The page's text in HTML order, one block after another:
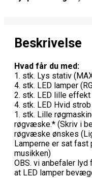
Beskrivelse
Hvad får du med:
1. stk. Lys stativ
4. stk. LED lamper
2. stk. LED lille effekt
4. stk. LED Hvid strob
1. stk. Lille
røgvæske.* (Skriv i
røgvæske ønskes
Lamperne er sat fast
musikken)
OBS. vi anbefaler
at LED lamper